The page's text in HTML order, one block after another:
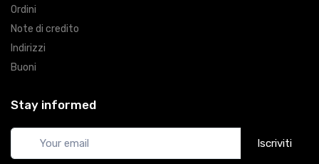
Ordini
Note di credito
Indirizzi
Buoni
Stay informed
Iscriviti